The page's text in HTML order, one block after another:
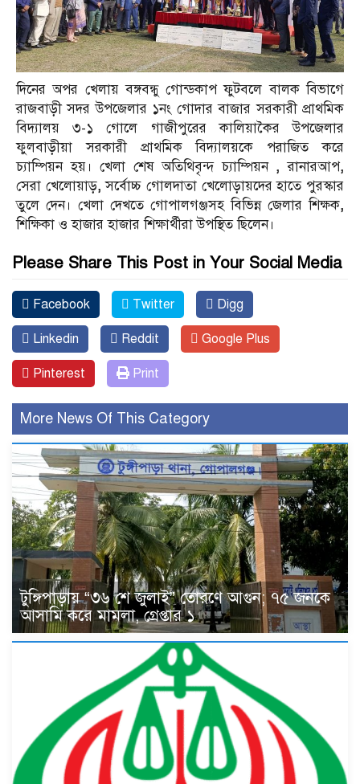
দিনের অপর খেলায় বঙ্গবন্ধু গোন্ডকাপ ফুটবলে বালক বিভাগে
রাজবাড়ী সদর উপজেলার ১নং গোদার বাজার সরকারী প্রাথমিক
বিদ্যালয় ৩-১ গোলে গাজীপুরের কালিয়াকৈর উপজেলার
ফুলবাড়ীয়া সরকারী প্রাথমিক বিদ্যালয়কে পরাজিত করে
চ্যাম্পিয়ন হয়। খেলা শেষ অতিথিবৃন্দ চ্যাম্পিয়ন ,রানারআপ,
সেরা খেলোয়াড়,সর্বোচ্চ গোলদাতা খেলোড়ায়দের হাতে পুরস্কার
তুলে দেন। খেলা দেখতে গোপালগঞ্জসহ বিভিন্ন জেলার শিক্ষক,
শিক্ষিকা ও হাজার হাজার শিক্ষার্থীরা উপস্থিত ছিলেন।
Please Share This Post in Your Social Media
Facebook Twitter Digg
Linkedin Reddit Google Plus
Pinterest Print
More News Of This Category
টুঙ্গিপাড়ায় “৩৬ শে জুলাই” তোরণে আগুন; ৭৫ জনকে
আসামি করে মামলা, গ্রেপ্তার ১